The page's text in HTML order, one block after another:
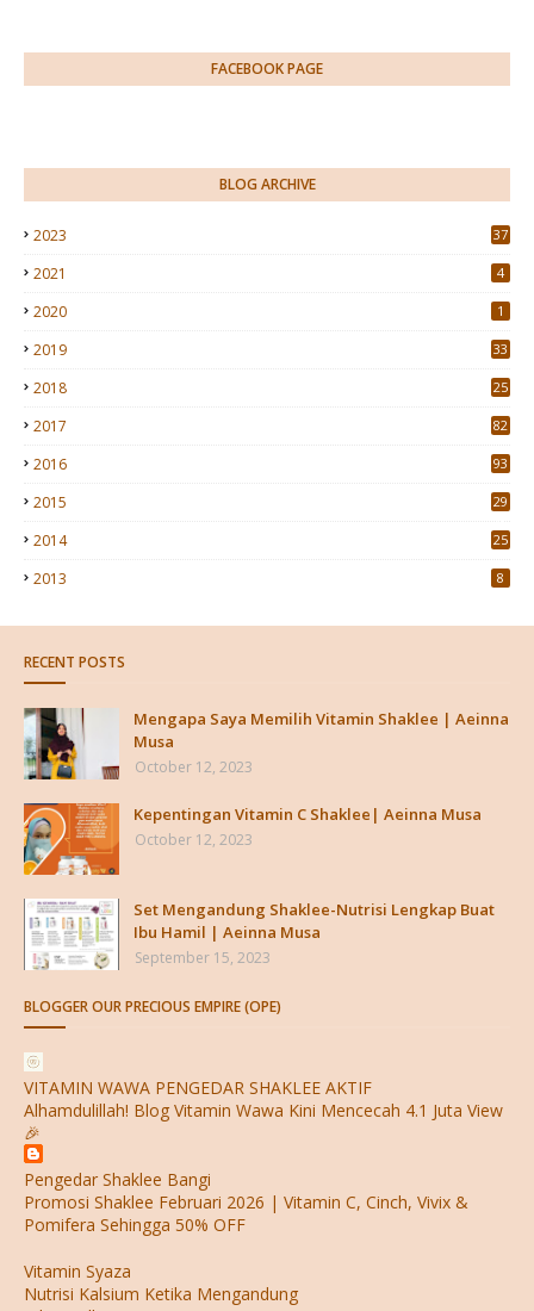
FACEBOOK PAGE
BLOG ARCHIVE
2023 37
2021 4
2020 1
2019 33
2018 25
2017 82
2016 93
2015
29
2014 25
2013 8
RECENT POSTS
Mengapa Saya Memilih Vitamin Shaklee | Aeinna
Musa
October 12, 2023
Kepentingan Vitamin C Shaklee| Aeinna Musa
October 12, 2023
Set Mengandung Shaklee-Nutrisi Lengkap Buat
Ibu Hamil | Aeinna Musa
September 15, 2023
BLOGGER OUR PRECIOUS EMPIRE (OPE)
VITAMIN WAWA PENGEDAR SHAKLEE AKTIF
Alhamdulillah! Blog Vitamin Wawa Kini Mencecah 4.1 Juta View
🎉
Pengedar Shaklee Bangi
Promosi Shaklee Februari 2026 | Vitamin C, Cinch, Vivix &
Pomifera Sehingga 50% OFF
Vitamin Syaza
Nutrisi Kalsium Ketika Mengandung